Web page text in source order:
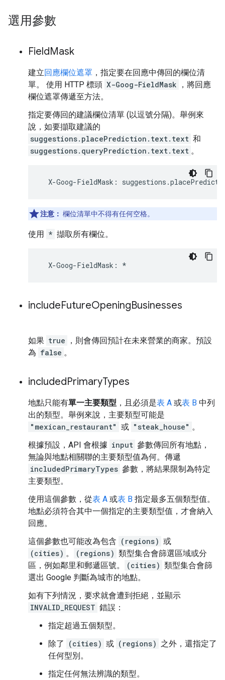
選用參數
FieldMask
建立回應欄位遮罩 ，指定要在回應中傳回的欄位清
單。 使用 HTTP 標頭 X-Goog-FieldMask
，將回應
欄位遮罩傳遞至方法。
指定要傳回的建議欄位清單 (以逗號分隔)。舉例來
說，如要擷取建議的
suggestions.placePrediction.text.text 和
suggestions.queryPrediction.text.text 。
X-Goog-FieldMask : suggestions .
注意： 欄位清單中不得有任何空格。
使用 * 擷取所有欄位。
X-Goog-FieldMask : *
includeFutureOpeningBusinesses
如果 true
，則會傳回預計在未來營業的商家。預設
為 false 。
includedPrimaryTypes
地點只能有單一主要類型 ，且必須是表 A 或表 B 中列
出的類型。舉例來說，主要類型可能是
"mexican_restaurant" 或 "steak_house" 。
根據預設，API 會根據 input 參數傳回所有地點，
無論與地點相關聯的主要類型值為何。傳遞
includedPrimaryTypes 參數，將結果限制為特定
主要類型。
使用這個參數，從表 A 或表 B 指定最多五個類型值。
地點必須符合其中一個指定的主要類型值，才會納入
回應。
這個參數也可能改為包含 (regions) 或
(cities) 。 (regions) 類型集合會篩選區域或分
區，例如鄰里和郵遞區號。
(cities) 類型集合會篩
選出 Google 判斷為城市的地點。
如有下列情況，要求就會遭到拒絕，並顯示
INVALID_REQUEST 錯誤：
指定超過五個類型。
除了
(cities) 或 (regions) 之外，還指定了
任何型別。
指定任何無法辨識的類型。